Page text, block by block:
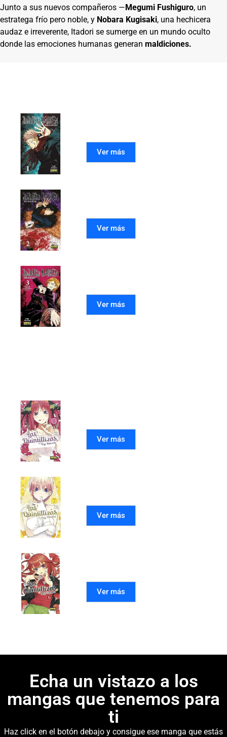
Junto a sus nuevos compañeros —Megumi Fushiguro, un
estratega frío pero noble, y Nobara Kugisaki, una hechicera
audaz e irreverente, Itadori se sumerge en un mundo oculto
donde las emociones humanas generan maldiciones.
Ver más
Ver más
Ver más
Ver más
Ver más
Ver más
Echa un vistazo a los
mangas que tenemos para
ti
Haz click en el botón debajo y consigue ese manga que estás